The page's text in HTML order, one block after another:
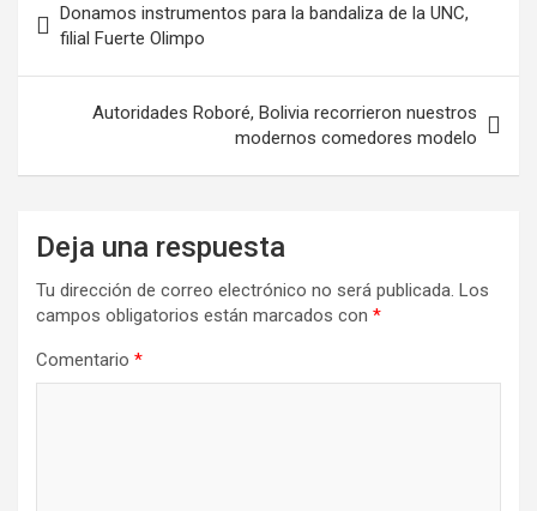
de
entradas
Donamos instrumentos para la bandaliza de la UNC,
filial Fuerte Olimpo
Autoridades Roboré, Bolivia recorrieron nuestros
modernos comedores modelo
Deja una respuesta
Tu dirección de correo electrónico no será publicada. Los
campos obligatorios están marcados con *
Comentario *